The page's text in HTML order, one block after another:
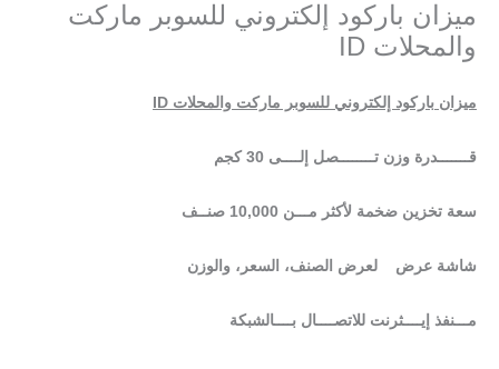
ميزان باركود إلكتروني للسوبر ماركت
والمحلات ID
ميزان باركود إلكتروني للسوبر ماركت والمحلات ID
قـــــــدرة وزن تــــــــصل إلــــى 30 كجم
سعة تخزين ضخمة لأكثر مـــن 10,000 صنــف
شاشة عرض لعرض الصنف، السعر، والوزن
مـــنفذ إيــــثرنت للاتصــــال بــــالشبكة